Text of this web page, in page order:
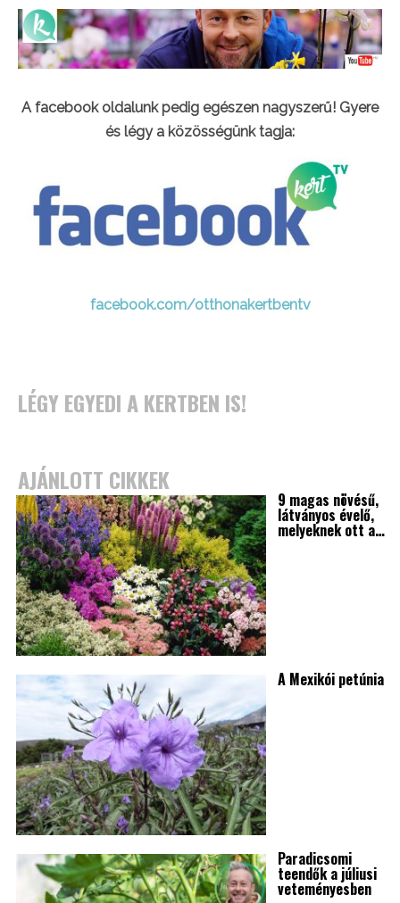
A facebook oldalunk pedig egészen nagyszerű! Gyere
és légy a közösségünk tagja:
facebook.com/otthonakertbentv
LÉGY EGYEDI A KERTBEN IS!
AJÁNLOTT CIKKEK
9 magas növésű,
látványos évelő,
melyeknek ott a…
A Mexikói petúnia
Paradicsomi
teendők a júliusi
veteményesben